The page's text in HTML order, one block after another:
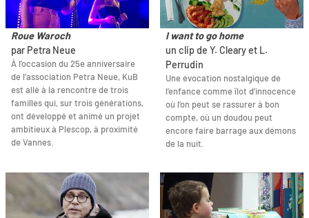
Roue Waroch
par Petra Neue
À l’occasion du 25e anniversaire
de l’association Petra Neue, KuB
est allé à la rencontre de trois
familles qui, sur trois générations,
ont développé et animé un projet
ambitieux à Plescop, à proximité
de Vannes.
I want to go home
un clip de Y. Cleary et L.
Perrudin
Une évocation nostalgique de
l’enfance comme îlot d’innocence
où l’on peut se rassurer à bon
compte, où un doudou peut
encore faire barrage aux démons
de la nuit.